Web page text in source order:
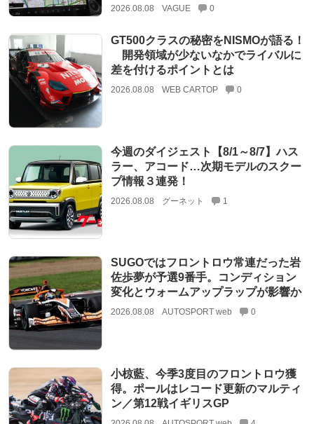
2026.08.08 VAGUE 0
GT500クラスの秘密をNISMOが語る！
開発領域が少ないなかでライバルに
差を付けるポイントとは
2026.08.08 WEB CARTOP 0
今週のダイジェスト【8/1～8/7】ハス
ラー、アコード…次期モデルのスクー
プ情報３連発！
2026.08.08 グーネット 1
SUGOではフロントロウ常連だった岩
佐歩夢が予選9番手。コンディション
変化とウォームアップラップが影響か
2026.08.08 AUTOSPORT web 0
小椋藍、今季3度目のフロントロウ獲
得。ポールはレコード更新のマルティ
ン／第12戦イギリスGP